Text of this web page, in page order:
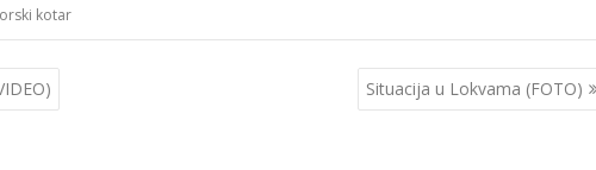
kotar
Situacija u Lokvama (FOTO)